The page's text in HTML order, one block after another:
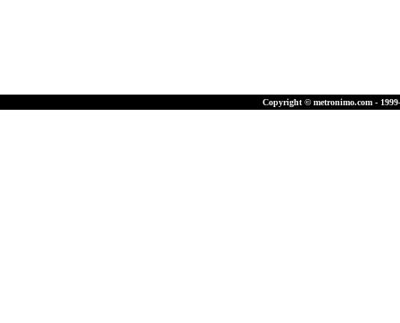
Copyright © metronimo.com -